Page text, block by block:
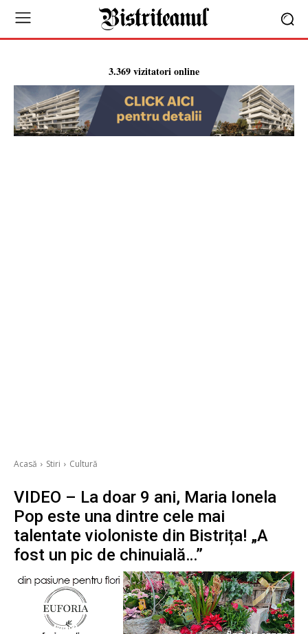
3.369 vizitatori online
Acasă Stiri Cultură
VIDEO – La doar 9 ani, Maria Ionela
Pop este una dintre cele mai
talentate violoniste din Bistrița! „A
fost un pic de chinuială…”